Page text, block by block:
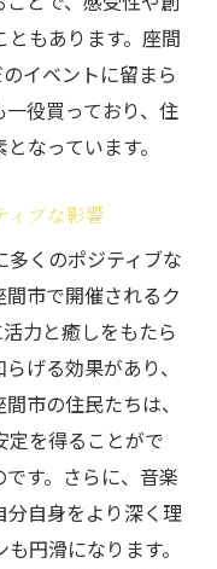
もあります。座間
イベントに留まら
役買っており、住
なっています。
ィブな影響
多くのポジティブな
市で開催されるク
力と癒しをもたら
げる効果があり、
市の住民たちは、
定を得ることがで
す。さらに、音楽
分自身をより深く理
円滑になります。